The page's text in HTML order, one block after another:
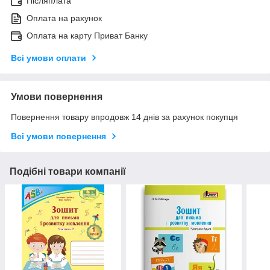
Оплата на рахунок
Оплата на карту Приват Банку
Всі умови оплати
Умови повернення
Повернення товару впродовж 14 днів за рахунок покупця
Всі умови повернення
Подібні товари компанії